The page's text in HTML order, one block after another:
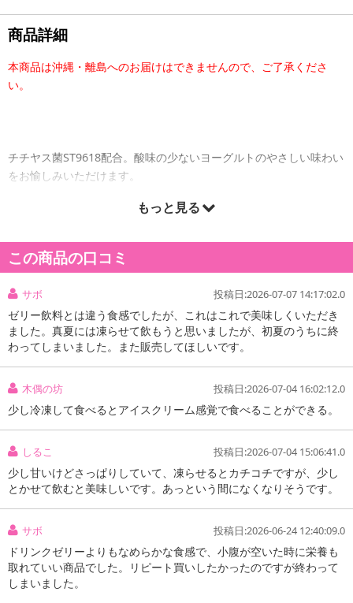
商品詳細
本商品は沖縄・離島へのお届けはできませんので、ご了承くださ
い。
チチヤス菌ST9618配合。酸味の少ないヨーグルトのやさしい味わい
をお愉しみいただけます。
実際にお届けする商品とパッケージ等が異なる場合がございますので、あらかじめご了承くだ
さい。
【ヨーグルセーキ パウチ ヨーグルトソフトクリーム風味】
もっと見る
この商品の口コミ
サボ 投稿日:2026-07-07 14:17:02.0
ゼリー飲料とは違う食感でしたが、これはこれで美味しくいただき
ました。真夏には凍らせて飲もうと思いましたが、初夏のうちに終
わってしまいました。また販売してほしいです。
木偶の坊 投稿日:2026-07-04 16:02:12.0
少し冷凍して食べるとアイスクリーム感覚で食べることができる。
しるこ 投稿日:2026-07-04 15:06:41.0
少し甘いけどさっぱりしていて、凍らせるとカチコチですが、少し
とかせて飲むと美味しいです。あっという間になくなりそうです。
サボ 投稿日:2026-06-24 12:40:09.0
ドリンクゼリーよりもなめらかな食感で、小腹が空いた時に栄養も
取れていい商品でした。リピート買いしたかったのですが終わって
しまいました。